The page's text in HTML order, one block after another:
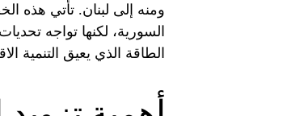
ومنه إلى لبنان. تأتي هذه
السورية، لكنها تواجه
الطاقة الذي يعيق التنمية